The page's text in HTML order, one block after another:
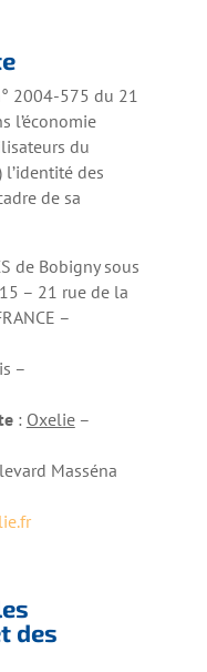
2004-575 du 21
l’économie
du
l’identité des
de sa
de Bobigny sous
– 21 rue de la
–
–
: Oxelie–
Masséna
des